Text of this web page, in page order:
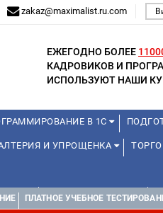
zakaz@maximalist.ru.com
ЕЖЕГОДНО БОЛЕЕ
КАДРОВИКОВ И
ИСПОЛЬЗУЮТ НАШИ
В 1С
И УПРОЩЕНКА
ДЛЯ ШКОЛЬНИКОВ
ПЛАТНОЕ УЧЕБНОЕ